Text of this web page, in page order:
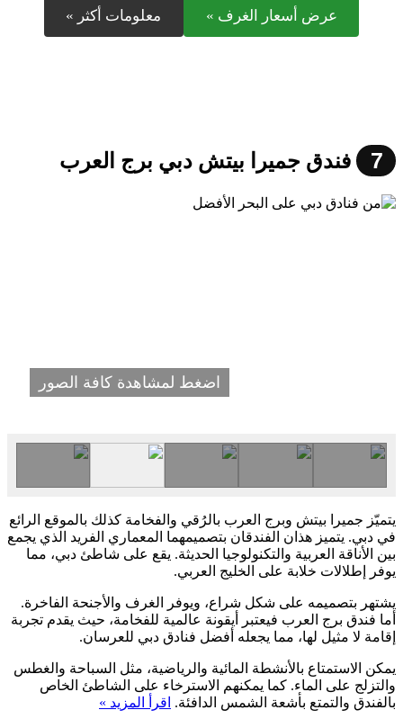
عرض أسعار الغرف » معلومات أكثر »
7 فندق جميرا بيتش دبي برج العرب
اضغط لمشاهدة كافة الصور
يتميّز جميرا بيتش وبرج العرب بالرُقي والفخامة كذلك بالموقع الرائع
في دبي. يتميز هذان الفندقان بتصميمهما المعماري الفريد الذي يجمع
بين الأناقة العربية والتكنولوجيا الحديثة. يقع على شاطئ دبي، مما
يوفر إطلالات خلابة على الخليج العربي.
يشتهر بتصميمه على شكل شراع، ويوفر الغرف والأجنحة الفاخرة.
أما فندق برج العرب فيعتبر أيقونة عالمية للفخامة، حيث يقدم تجربة
إقامة لا مثيل لها، مما يجعله أفضل فنادق دبي للعرسان.
يمكن الاستمتاع بالأنشطة المائية والرياضية، مثل السباحة والغطس
والتزلج على الماء. كما يمكنهم الاسترخاء على الشاطئ الخاص
بالفندق والتمتع بأشعة الشمس الدافئة. اقرأ المزيد »